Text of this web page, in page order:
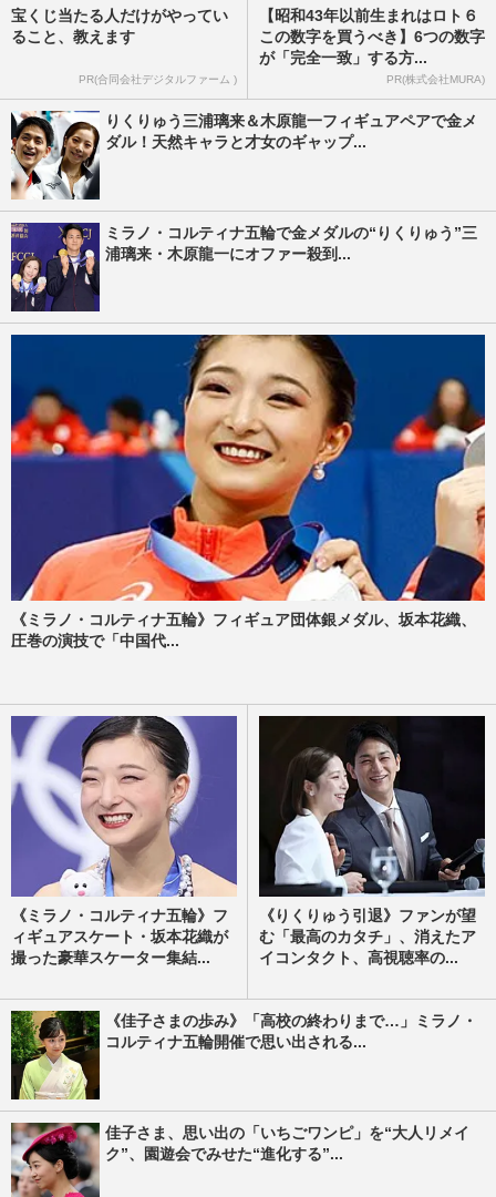
宝くじ当たる人だけがやってい
ること、教えます
PR(合同会社デジタルファーム )
【昭和43年以前生まれはロト６
この数字を買うべき】6つの数字
が「完全一致」する方...
PR(株式会社MURA)
りくりゅう三浦璃来＆木原龍一フィギュアペアで金メ
ダル！天然キャラと才女のギャップ...
ミラノ・コルティナ五輪で金メダルの“りくりゅう”三
浦璃来・木原龍一にオファー殺到...
《ミラノ・コルティナ五輪》フィギュア団体銀メダル、坂本花織、
圧巻の演技で「中国代...
《ミラノ・コルティナ五輪》フ
ィギュアスケート・坂本花織が
撮った豪華スケーター集結...
《りくりゅう引退》ファンが望
む「最高のカタチ」、消えたア
イコンタクト、高視聴率の...
《佳子さまの歩み》「高校の終わりまで…」ミラノ・
コルティナ五輪開催で思い出される...
佳子さま、思い出の「いちごワンピ」を“大人リメイ
ク”、園遊会でみせた“進化する”...